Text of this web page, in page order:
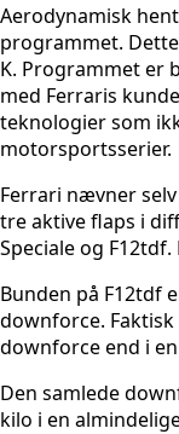
Aerodynamisk
programmet. Dette
K. Programmet er
med Ferraris
teknologier som
motorsportsserier.
Ferrari nævner
tre aktive flaps i
Speciale og
Bunden på F12tdf
downforce.
downforce end i
Den samlede
kilo i en